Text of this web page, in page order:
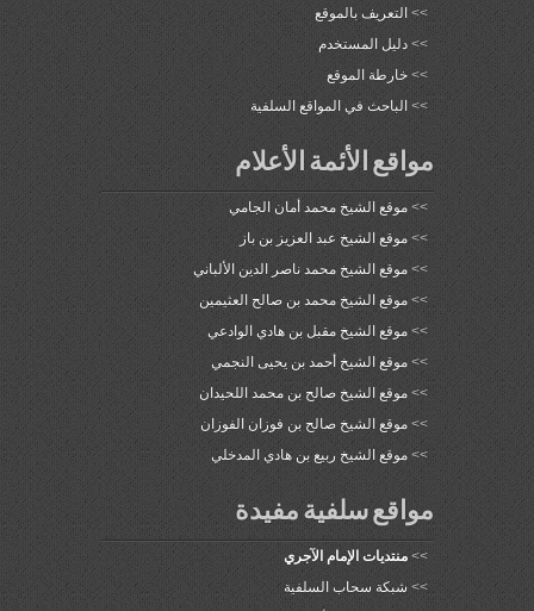
>> التعريف بالموقع
>>دليل المستخدم
>>خارطة الموقع
>> الباحث في المواقع السلفية
مواقع الأئمة الأعلام
>>موقع الشيخ محمد أمان الجامي
>>موقع الشيخ عبد العزيز بن باز
>>موقع الشيخ محمد ناصر الدين الألباني
>>موقع الشيخ محمد بن صالح العثيمين
>>موقع الشيخ مقبل بن هادي الوادعي
>>موقع الشيخ أحمد بن يحيى النجمي
>>موقع الشيخ صالح بن محمد اللحيدان
>>موقع الشيخ صالح بن فوزان الفوزان
>>موقع الشيخ ربيع بن هادي المدخلي
مواقع سلفية مفيدة
>>منتديات الإمام الآجري
>> شبكة سحاب السلفية